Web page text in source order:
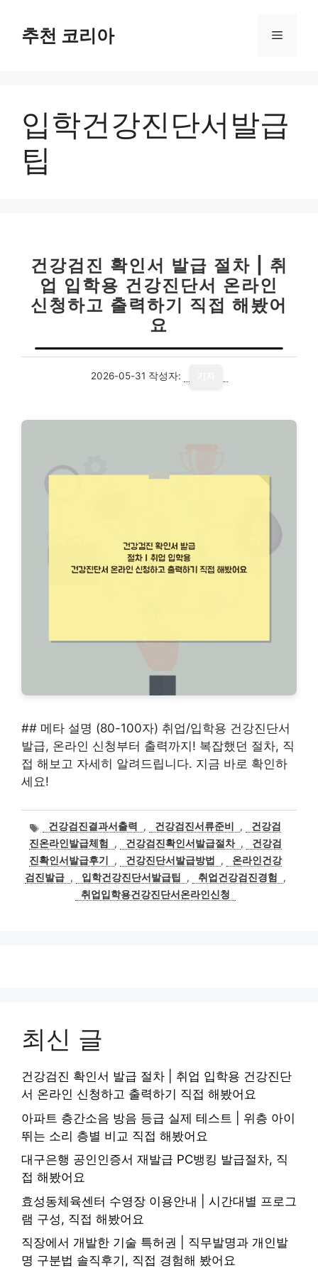
추천 코리아 메
입학건강진단서발급
팁
건강검진 확인서 발급 절차 | 취
업 입학용 건강진단서 온라인
신청하고 출력하기 직접 해봤어
요
2026-05-31 작성자:
## 메타 설명 (80-100자) 취업/입학용 건강진단서
발급, 온라인 신청부터 출력까지! 복잡했던 절차, 직
접 해보고 자세히 알려드립니다. 지금 바로 확인하
세요!
태
그
건강검진결과서출력 , 건강검진서류준비 ,
건강검
진온라인발급체험
, 건강검진확인서발급절차 ,
건강검
진확인서발급후기
, 건강진단서발급방법 ,
온라인건강
검진발급 , 입학건강진단서발급팁 , 취업건강검진경험
,
취업입학용건강진단서온라인신청
최신 글
건강검진 확인서 발급 절차 | 취업 입학용 건강진단
서 온라인 신청하고 출력하기 직접 해봤어요
아파트 층간소음 방음 등급 실제 테스트 | 위층 아이
뛰는 소리 층별 비교 직접 해봤어요
대구은행 공인인증서 재발급 PC뱅킹 발급절차, 직
접 해봤어요
효성동체육센터 수영장 이용안내 | 시간대별 프로그
램 구성, 직접 해봤어요
직장에서 개발한 기술 특허권 | 직무발명과 개인발
명 구분법 솔직후기, 직접 경험해 봤어요